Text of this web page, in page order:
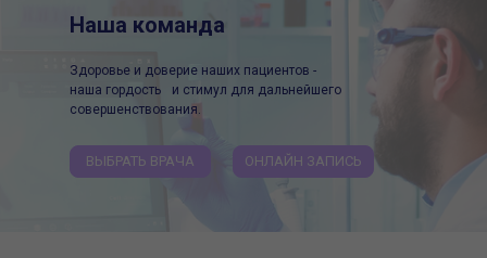
Наша команда
Здоровье и доверие наших пациентов -
наша гордость и стимул для дальнейшего
совершенствования.
ВЫБРАТЬ ВРАЧА ОНЛАЙН ЗАПИСЬ